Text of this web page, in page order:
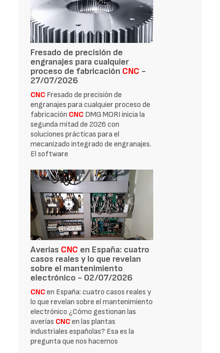
Fresado de precisión de
engranajes para cualquier
proceso de fabricación CNC -
27/07/2026
CNC Fresado de precisión de
engranajes para cualquier proceso de
fabricación CNC DMG MORI inicia la
segunda mitad de 2026 con
soluciones prácticas para el
mecanizado integrado de engranajes.
El software
Averías CNC en España: cuatro
casos reales y lo que revelan
sobre el mantenimiento
electrónico - 02/07/2026
CNCen España: cuatro casos reales y
lo que revelan sobre el mantenimiento
electrónico ¿Cómo gestionan las
averías CNCen las plantas
industriales españolas? Esa es la
pregunta que nos hacemos